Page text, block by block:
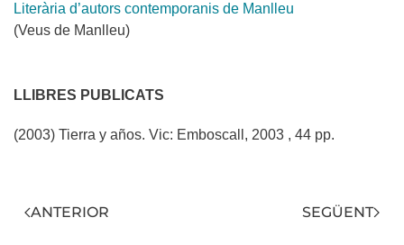
Literària d’autors contemporanis de Manlleu
(Veus de Manlleu)
LLIBRES PUBLICATS
(2003) Tierra y años. Vic: Emboscall, 2003 , 44 pp.
ANTERIOR SEGÜENT